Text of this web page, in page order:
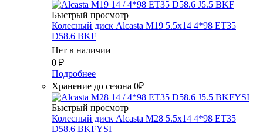
Быстрый просмотр
Колесный диск Alcasta M19 5.5x14 4*98 ET35
D58.6 BKF
Нет в наличии
0 ₽
Подробнее
Хранение до сезона 0₽
Быстрый просмотр
Колесный диск Alcasta M28 5.5x14 4*98 ET35
D58.6 BKFYSI